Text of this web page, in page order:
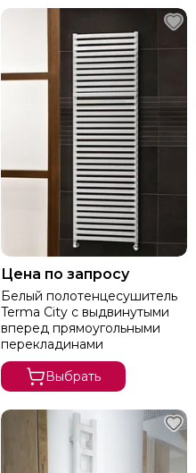
Цена по запросу
Белый полотенцесушитель
Terma City с выдвинутыми
вперед прямоугольными
перекладинами
Выбрать